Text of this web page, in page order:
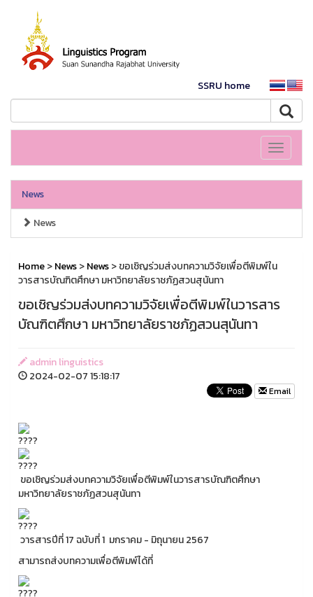
SSRU home
Toggle
News
News
Home>News>News> ขอเชิญร่วมส่งบทความวิจัยเพื่อตีพิมพ์ใน
วารสารบัณฑิตศึกษา มหาวิทยาลัยราชภัฏสวนสุนันทา
ขอเชิญร่วมส่งบทความวิจัยเพื่อตีพิมพ์ในวารสาร
บัณฑิตศึกษา มหาวิทยาลัยราชภัฏสวนสุนันทา
admin linguistics
2024-02-07 15:18:17
Email
ขอเชิญร่วมส่งบทความวิจัยเพื่อตีพิมพ์ในวารสารบัณฑิตศึกษา
มหาวิทยาลัยราชภัฏสวนสุนันทา
วารสารปีที่ 17 ฉบับที่ 1 มกราคม - มิถุนายน 2567
สามารถส่งบทความเพื่อตีพิมพ์ได้ที่